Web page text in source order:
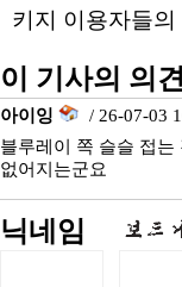
키지 이용자들
이 기사의 의
아이잉 / 26-07-03
블루레이 쪽 슬슬 접는
없어지는군요
닉네임